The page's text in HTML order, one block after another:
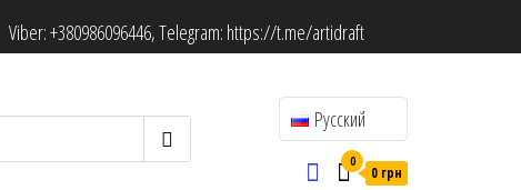
Viber:+380986096446, Telegram: https://t.me/artidraft
Русский
0
0 грн